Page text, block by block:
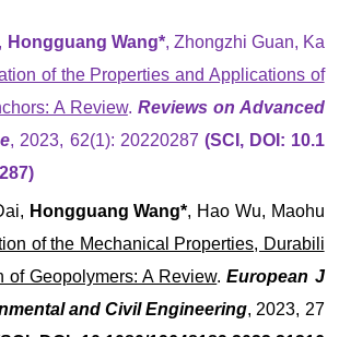
Hongguang Wang*, Zhongzhi Guan, Ka
of the Properties and Applications of
A Review. Reviews on Advanced
, 2023, 62(1): 20220287 (SCI, DOI: 10.1
Hongguang Wang*, Hao Wu, Maohu
of the Mechanical Properties, Durabili
of Geopolymers: A Review.European J
ental and Civil Engineering, 2023, 27